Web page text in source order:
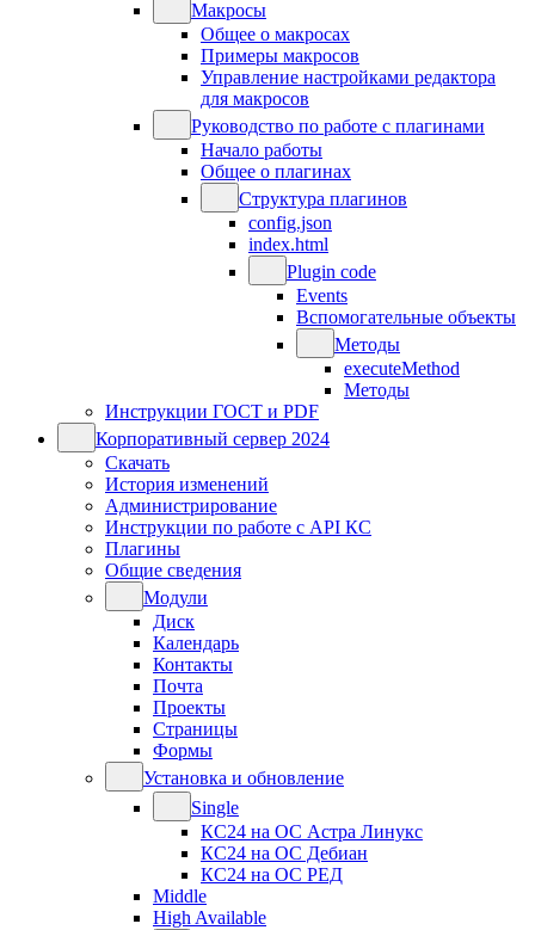
Макросы
Общее о макросах
Примеры макросов
Управление настройками редактора
для макросов
Руководство по работе с плагинами
Начало работы
Общее о плагинах
Структура плагинов
config.json
index.html
Plugin code
Events
Вспомогательные объекты
Методы
executeMethod
Методы
Инструкции ГОСТ и PDF
Корпоративный сервер 2024
Скачать
История изменений
Администрирование
Инструкции по работе с API КС
Плагины
Общие сведения
Модули
Диск
Календарь
Контакты
Почта
Проекты
Страницы
Формы
Установка и обновление
Single
КС24 на ОС Астра Линукс
КС24 на ОС Дебиан
КС24 на ОС РЕД
Middle
High Available